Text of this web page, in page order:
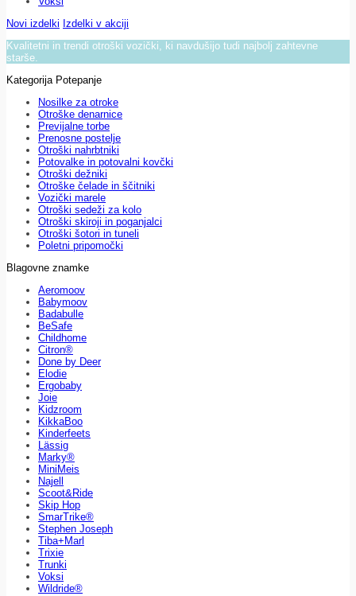
Novi izdelki Izdelki v akciji
Kvalitetni in trendi otroški vozički, ki navdušijo tudi najbolj zahtevne
starše.
Kategorija Potepanje
Nosilke za otroke
Otroške denarnice
Previjalne torbe
Prenosne postelje
Otroški nahrbtniki
Potovalke in potovalni kovčki
Otroški dežniki
Otroške čelade in ščitniki
Vozički marele
Otroški sedeži za kolo
Otroški skiroji in poganjalci
Otroški šotori in tuneli
Poletni pripomočki
Blagovne znamke
Aeromoov
Babymoov
Badabulle
BeSafe
Childhome
Citron®
Done by Deer
Elodie
Ergobaby
Joie
Kidzroom
KikkaBoo
Kinderfeets
Lässig
Marky®
MiniMeis
Najell
Scoot&Ride
Skip Hop
SmarTrike®
Stephen Joseph
Tiba+Marl
Trixie
Trunki
Voksi
Wildride®